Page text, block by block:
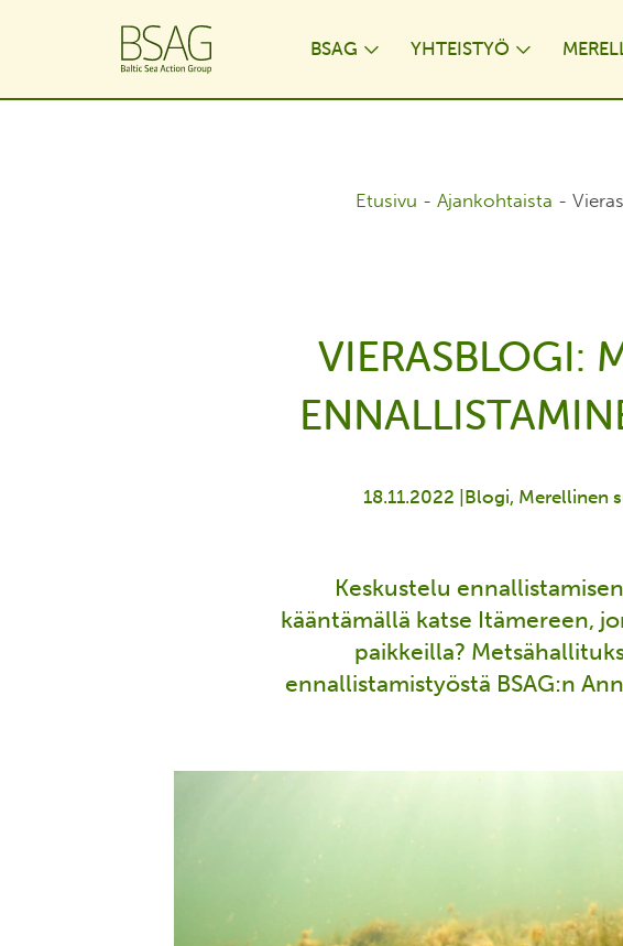
BSAG YHTEISTYÖ
Etusivu - Ajankohtaista -
VIERASBLOGI:
18.11.2022 | Blogi Merellinen
Keskustelu
kääntämällä katse Itämereen,
paikkeilla?
ennallistamistyöstä BSAG:n